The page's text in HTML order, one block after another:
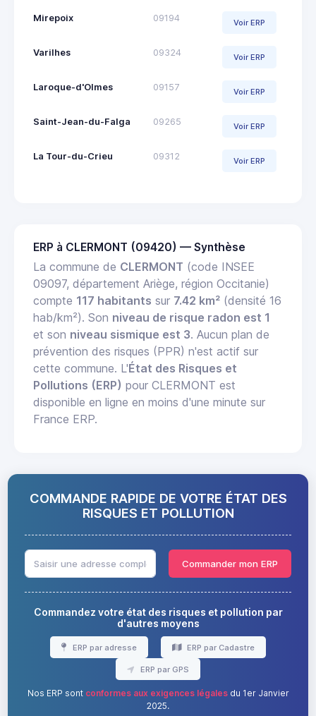
Mirepoix 09194 Voir ERP
Varilhes 09324 Voir ERP
Laroque-d'Olmes 09157 Voir ERP
Saint-Jean-du-Falga 09265 Voir ERP
La Tour-du-Crieu 09312 Voir ERP
ERP à CLERMONT (09420) — Synthèse
La commune de CLERMONT (code INSEE
09097, département Ariège, région Occitanie)
compte 117 habitants sur 7.42 km² (densité 16
hab/km²). Son niveau de risque radon est 1
et son niveau sismique est 3. Aucun plan de
prévention des risques (PPR) n'est actif sur
cette commune. L'État des Risques et
Pollutions (ERP) pour CLERMONT est
disponible en ligne en moins d'une minute sur
France ERP.
COMMANDE RAPIDE DE VOTRE ÉTAT DES
RISQUES ET POLLUTION
Commander mon ERP
Commandez votre état des risques et pollution par
d'autres moyens
ERP par adresse ERP par Cadastre
ERP par GPS
Nos ERP sont conformes aux exigences légalesdu 1er Janvier
2025.